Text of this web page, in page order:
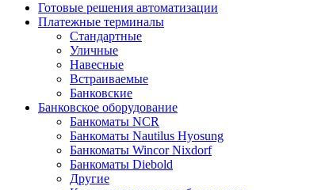
Готовые решения автоматизации
Платежные терминалы
Стандартные
Уличные
Навесные
Встраиваемые
Банковские
Банковское оборудование
Банкоматы NCR
Банкоматы Nautilus Hyosung
Банкоматы Wincor Nixdorf
Банкоматы Diebold
Другие